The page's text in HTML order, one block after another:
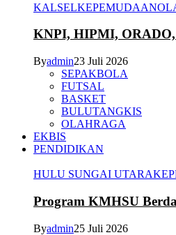
KALSELKEPEMUDAAN
KNPI, HIPMI, ORADO,
Byadmin23 Juli 2026
SEPAKBOLA
FUTSAL
BASKET
BULUTANGKIS
OLAHRAGA
EKBIS
PENDIDIKAN
HULU SUNGAI UTARA
Program KMHSU
Byadmin25 Juli 2026